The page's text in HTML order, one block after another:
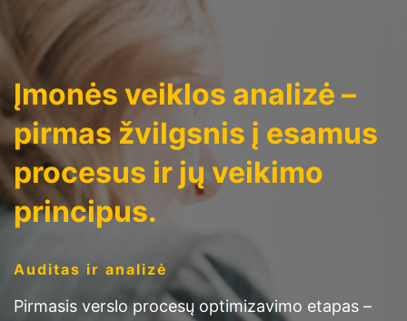
Įmonės veiklos analizė –
pirmas žvilgsnis į esamus
procesus ir jų veikimo
principus.
Auditas ir analizė
Pirmasis verslo procesų optimizavimo etapas –